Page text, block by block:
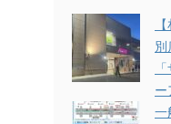
別
ー
一